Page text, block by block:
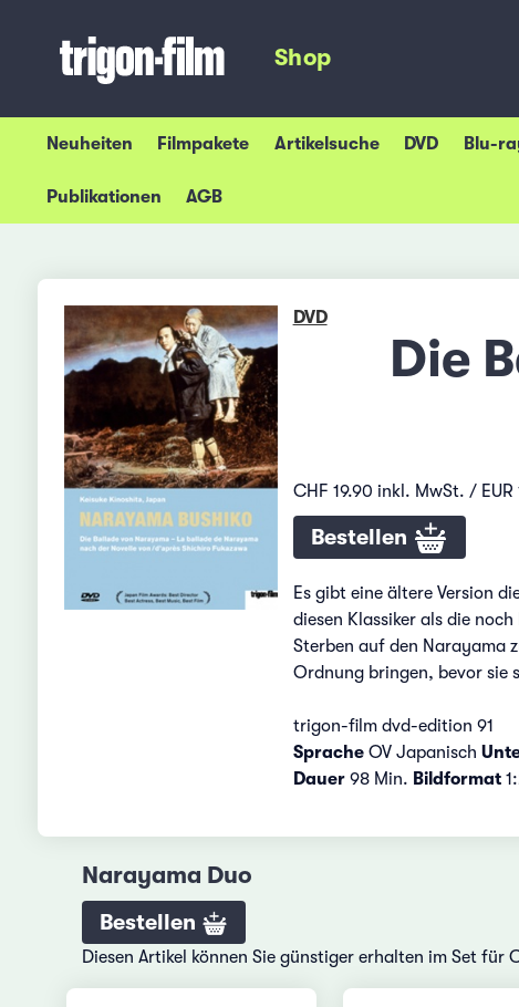
Shop
Neuheiten Filmpakete Artikelsuche DVD Blu-
Publikationen AGB
DVD
Die
CHF 19.90 inkl. MwSt. /
Bestellen
Es gibt eine ältere Version
diesen Klassiker als die
Sterben auf den Narayama
Ordnung bringen, bevor sie
trigon-film dvd-edition 91
SpracheOV Japanisch
Dauer98 Min. Bildformat
Narayama Duo
Bestellen
Diesen Artikel können Sie günstiger erhalten im Set für